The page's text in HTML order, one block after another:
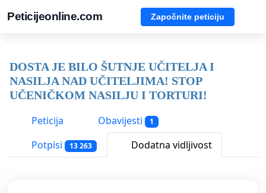
Peticijeonline.com Započnite peticiju
DOSTA JE BILO ŠUTNJE UČITELJA I
NASILJA NAD UČITELJIMA! STOP
UČENIČKOM NASILJU I TORTURI!
Peticija
Obavijesti 1
Potpisi 13 263 Dodatna vidljivost